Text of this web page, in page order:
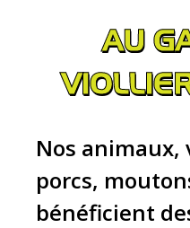
AU
Nos animaux,
porcs,
bénéficient